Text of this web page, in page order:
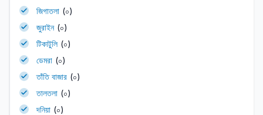
জিগাতলা (০)
জুরাইন (০)
টিকাটুলি (০)
ডেমরা (০)
তাঁতি বাজার (০)
তালতলা (০)
দনিয়া (০)